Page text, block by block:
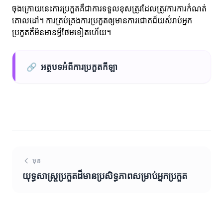
ចុងក្រោយនេះការប្រកួតគឺជាការទទួលខុសត្រូវដែលត្រូវការការកំណត់
គោលដៅ។ ការគ្រប់គ្រងការប្រកួតឲ្យមានការជោគជ័យសំរាប់អ្នក
ប្រកួតគឺមិនមានអ្វីថែមទៀតហើយ។
🔗 អត្ថបទអំពីការប្រកួតកីឡា
មុន
យុទ្ធសាស្ត្រប្រកួតដ៏មានប្រសិទ្ធភាពសម្រាប់អ្នកប្រកួត